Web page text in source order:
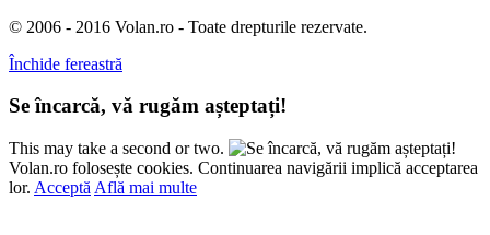
© 2006 - 2016 Volan.ro - Toate drepturile rezervate.
Închide fereastră
Se încarcă, vă rugăm așteptați!
This may take a second or two.
Volan.ro folosește cookies. Continuarea navigării implică acceptarea
lor. Acceptă Află mai multe